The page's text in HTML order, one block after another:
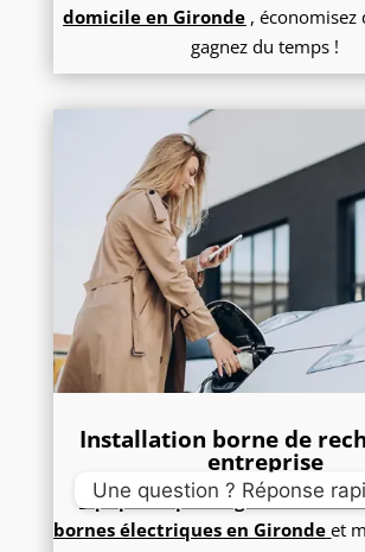
domicile en Gironde , économisez
gagnez du temps !
Installation borne de
entreprise
Equipez le parking de votre
bornes électriques en Gironde et
Une question ? Réponse